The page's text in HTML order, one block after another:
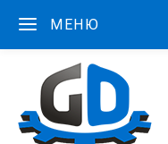
МЕНЮ